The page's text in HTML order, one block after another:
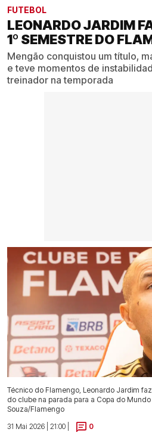
FUTEBOL
LEONARDO JARDIM
1º SEMESTRE DO
Mengão conquistou um título,
e teve momentos de
treinador na temporada
Técnico do Flamengo, Leonardo Jardim
do clube na parada para a Copa do Mundo
Souza/Flamengo
31 Mai 2026 | 21:00 |
0